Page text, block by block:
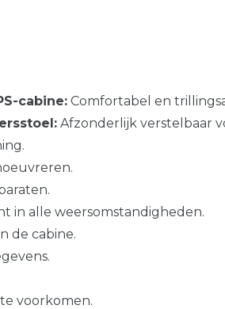
cabine: Comfortabel en
Afzonderlijk verstelbaar
in alle weersomstandigheden.
de cabine.
voorkomen.